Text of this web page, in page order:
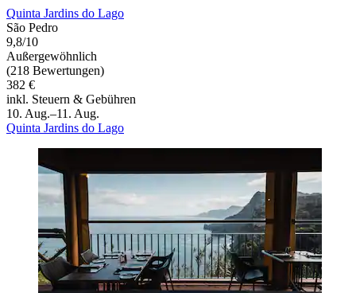
Quinta Jardins do Lago
São Pedro
9,8/10
Außergewöhnlich
(218 Bewertungen)
382 €
inkl. Steuern & Gebühren
10. Aug.–11. Aug.
Quinta Jardins do Lago